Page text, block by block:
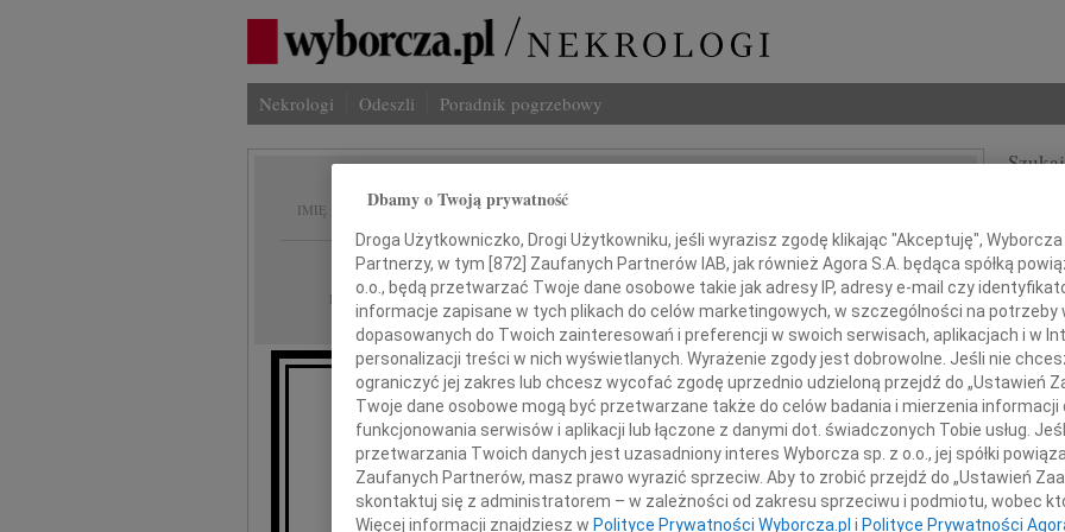
Nekrologi Odeszli Poradnik pogrzebowy
IMIĘ I NAZWISKO: Andrzej Radwan
REGION: Kraków
DATA EMISJI: 11.01.2013
Z głębokim żalem zawiadamiamy,
że dnia 8 stycznia 2013 roku, po ciężkiej i długiej chorobie,
odszedł od nas
nasz ukochany Mąż, Tatuś i Dziadziuś
INNE
Z
Z
Mgr
Dbamy o Twoją prywatność
Droga Użytkowniczko, Drogi Użytkowniku, jeśli wyrazisz zgodę klikając "Akceptuję",
Partnerzy, w tym [ 872 ] Zaufanych Partnerów IAB, jak również Agora S.A. będąca spółką
o.o., będą przetwarzać Twoje dane osobowe takie jak adresy IP, adresy e-mail czy
informacje zapisane w tych plikach do celów marketingowych, w szczególności na potrzeby
dopasowanych do Twoich zainteresowań i preferencji w swoich serwisach, aplikacjach i w
personalizacji treści w nich wyświetlanych. Wyrażenie zgody jest dobrowolne. Jeśli nie
ograniczyć jej zakres lub chcesz wycofać zgodę uprzednio udzieloną przejdź do „Ustawień
Twoje dane osobowe mogą być przetwarzane także do celów badania i mierzenia
funkcjonowania serwisów i aplikacji lub łączone z danymi dot. świadczonych Tobie usług.
przetwarzania Twoich danych jest uzasadniony interes Wyborcza sp. z o.o., jej spółki
Zaufanych Partnerów, masz prawo wyrazić sprzeciw. Aby to zrobić przejdź do „Ustawień
skontaktuj się z administratorem – w zależności od zakresu sprzeciwu i podmiotu, wobec
Więcej informacji znajdziesz w Polityce Prywatności Wyborcza.pl i Polityce Prywatności